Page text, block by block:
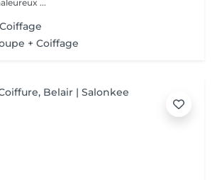
...
+ Coiffage